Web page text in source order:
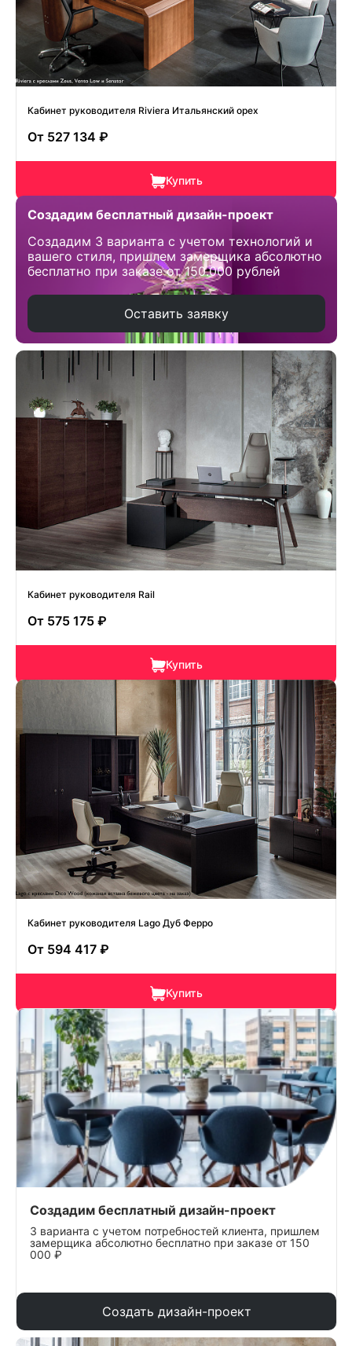
Кабинет руководителя Riviera Итальянский орех
От 527 134 ₽
Купить
Создадим бесплатный дизайн-проект
Создадим 3 варианта с учетом технологий и
вашего стиля, пришлем замерщика абсолютно
бесплатно при заказе от 150.000 рублей
Оставить заявку
Кабинет руководителя Rail
От 575 175 ₽
Купить
Кабинет руководителя Lago Дуб Ферро
От 594 417 ₽
Купить
Создадим бесплатный дизайн-проект
3 варианта с учетом потребностей клиента, пришлем
замерщика абсолютно бесплатно при заказе от 150
000 ₽
Создать дизайн-проект